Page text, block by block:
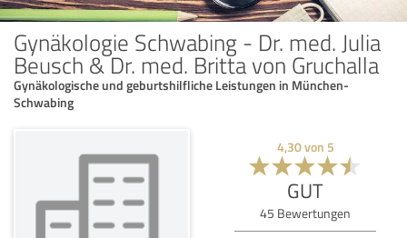
Gynäkologie Schwabing - Dr. med. Julia
Beusch & Dr. med. Britta von Gruchalla
Gynäkologische und geburtshilfliche Leistungen in München-
Schwabing
4,30von 5
GUT
45 Bewertungen